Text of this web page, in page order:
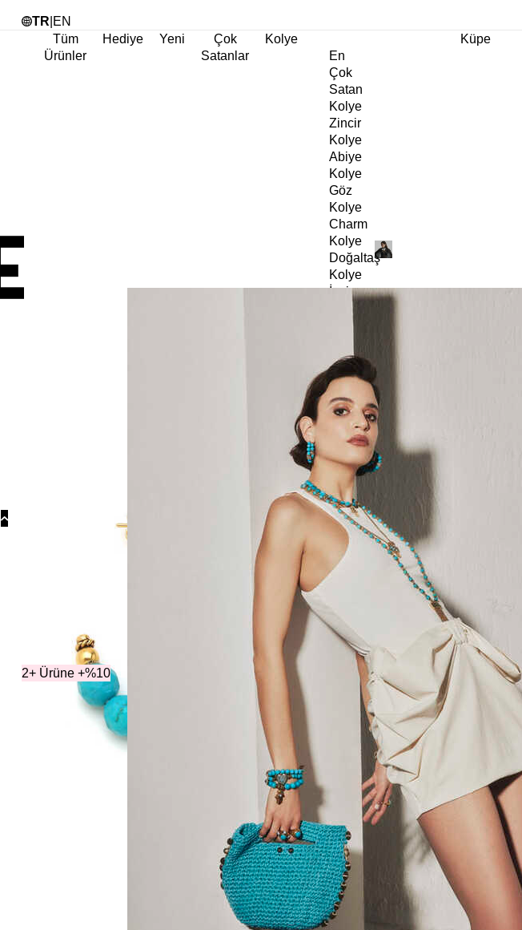
TR EN
Tüm
Ürünler
Hediye Yeni
Çok
Satanlar
Kolye
En
Çok
Satan
Kolye
Zincir
Kolye
Abiye
Kolye
Göz
Kolye
Charm
Kolye
Doğaltaş
Kolye
İnci
Choker
Kalp
Kolye
Gümüş
Kolye
Yonca
Kolye
Küpe
Kategoriler Küpe Halka Küpe Iva
2+ Ürüne +%10